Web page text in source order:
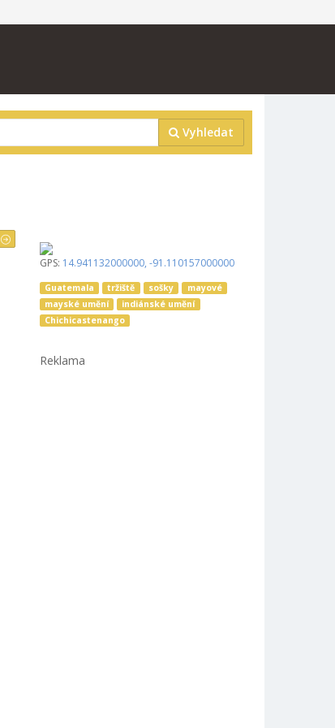
Vyhledat
GPS: 14.941132000000, -91.110157000000
Guatemala tržiště sošky
mayové
mayské umění
indiánské umění
Chichicastenango
Reklama